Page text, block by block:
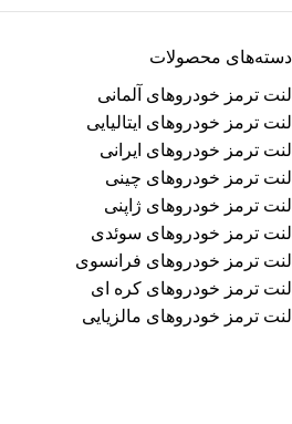
دسته‌های محصولات
لنت ترمز خودروهای آلمانی
لنت ترمز خودروهای ایتالیایی
لنت ترمز خودروهای ایرانی
لنت ترمز خودروهای چینی
لنت ترمز خودروهای ژاپنی
لنت ترمز خودروهای سوئدی
لنت ترمز خودروهای فرانسوی
لنت ترمز خودروهای کره ای
لنت ترمز خودروهای مالزیایی